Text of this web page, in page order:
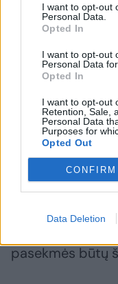
I want to opt-out
Personal Data.
Opted In
I want to opt-out
Personal Data
Opted In
I want to opt-out
Retention, Sale,
Personal Data
Purposes for
Opted Out
CONFIRM
Data Deletion
Organizacija „The
savo metinį
6. Žemės
Remiantis
turimais
susidūrimai
tūkstančių
nuolaužos ir
kelis mėnesius
pasekmės būtų